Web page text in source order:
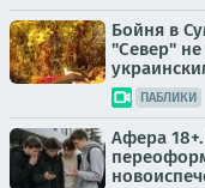
Бойня в
"Север"
ПАБЛИКИ
Афера